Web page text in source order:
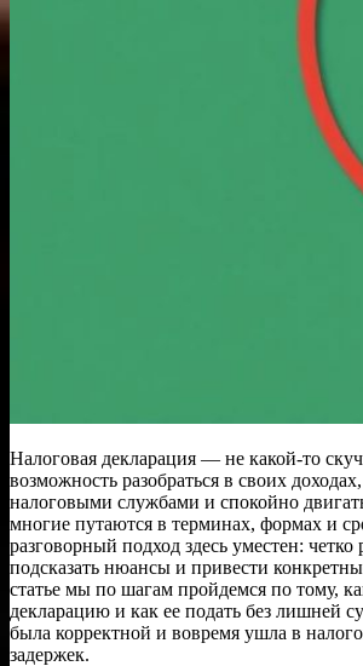
Налоговая декларация — не какой-то
возможность разобраться в своих
налоговыми службами и спокойно
многие путаются в терминах, формах и
разговорный подход здесь уместен: четко
подсказать нюансы и привести
статье мы по шагам пройдемся по тому,
декларацию и как ее подать без лишней
была корректной и вовремя ушла в
задержек.